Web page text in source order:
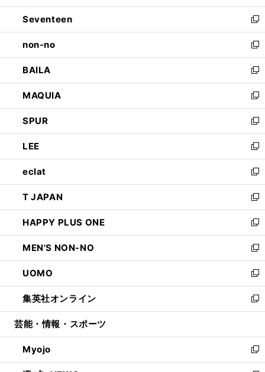
開
く
ウ
で
開
く
ン
ド
ウ
で
開
く
Seventeen
新
し
い
ウ
ィ
ン
ド
ウ
で
開
く
non-no
新
し
い
ウ
ィ
ン
ド
ウ
で
開
く
BAILA
新
し
い
ウ
ィ
ン
ド
ウ
で
開
く
MAQUIA
新
し
い
ウ
ィ
ン
ド
ウ
で
開
く
SPUR
新
し
い
ウ
ィ
ン
ド
ウ
で
開
く
LEE
新
し
い
ウ
ィ
ン
ド
ウ
で
開
く
eclat
新
し
い
ウ
ィ
ン
ド
ウ
で
開
く
T JAPAN
新
し
い
ウ
ィ
ン
ド
ウ
で
開
HAPPY PLUS ONE
新
し
い
ウ
ィ
ン
ド
ウ
開
く
MEN'S NON-NO
新
し
い
ウ
ィ
ン
ウ
で
開
UOMO
新
し
い
ウ
ン
ド
ウ
集英社オンライン
新
し
ウ
ィ
ン
芸能・情報・スポーツ
Myojo
新
し